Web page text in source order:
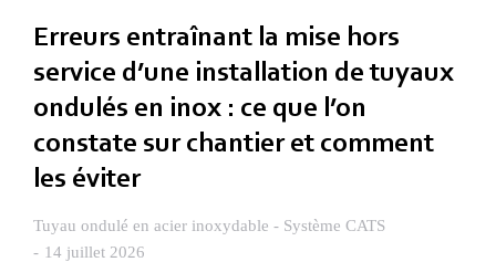
Erreurs entraînant la mise hors
service d’une installation de tuyaux
ondulés en inox : ce que l’on
constate sur chantier et comment
les éviter
Tuyau ondulé en acier inoxydable - Système CATS
14 juillet 2026